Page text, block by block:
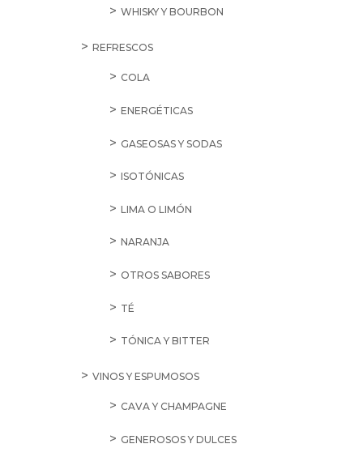
WHISKY Y BOURBON
REFRESCOS
COLA
ENERGÉTICAS
GASEOSAS Y SODAS
ISOTÓNICAS
LIMA O LIMÓN
NARANJA
OTROS SABORES
TÉ
TÓNICA Y BITTER
VINOS Y ESPUMOSOS
CAVA Y CHAMPAGNE
GENEROSOS Y DULCES